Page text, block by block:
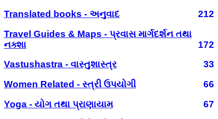
Translated books - અનુવાદ
212
Travel Guides & Maps - પ્રવાસ માર્ગદર્શન તથા
નક્શા
172
Vastushastra - વાસ્તુશાસ્ત્ર
33
Women Related - સ્ત્રી ઉપયોગી
66
Yoga - યોગ તથા પ્રાણાયામ
67